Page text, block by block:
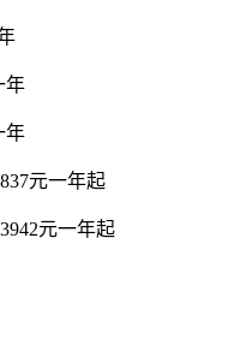
年
年
元一年起
元一年起